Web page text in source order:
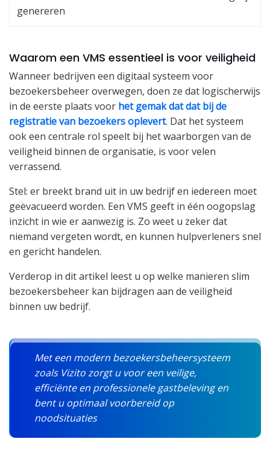
genereren
Waarom een VMS essentieel is voor veiligheid
Wanneer bedrijven een digitaal systeem voor
bezoekersbeheer overwegen, doen ze dat logischerwijs
in de eerste plaats voor het gemak dat dat bij de
registratie van bezoekers oplevert. Dat het systeem
ook een centrale rol speelt bij het waarborgen van de
veiligheid binnen de organisatie, is voor velen
verrassend.
Stel: er breekt brand uit in uw bedrijf en iedereen moet
geëvacueerd worden. Een VMS geeft in één oogopslag
inzicht in wie er aanwezig is. Zo weet u zeker dat
niemand vergeten wordt, en kunnen hulpverleners snel
en gericht handelen.
Verderop in dit artikel leest u op welke manieren slim
bezoekersbeheer kan bijdragen aan de veiligheid
binnen uw bedrijf.
Met een modern bezoekersbeheersysteem
zoals Vizito zorgt u voor een veilige,
efficiënte en professionele gastbeleving en
bent u optimaal voorbereid op
noodsituaties